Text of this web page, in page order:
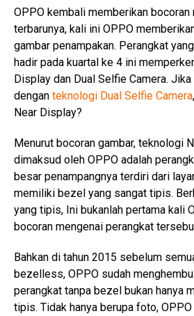
OPPO kembali memberikan bocoran
terbarunya, kali ini OPPO
gambar penampakan. Perangkat
hadir pada kuartal ke 4 ini
Display dan Dual Selfie Camera.
dengan teknologi Dual Selfie Camera
Near Display?
Menurut bocoran gambar, teknologi
dimaksud oleh OPPO adalah
besar penampangnya terdiri dari
memiliki bezel yang sangat tipis.
yang tipis, Ini bukanlah pertama kali
bocoran mengenai perangkat
Bahkan di tahun 2015 sebelum
bezelless, OPPO sudah
perangkat tanpa bezel bukan hanya
tipis. Tidak hanya berupa foto,